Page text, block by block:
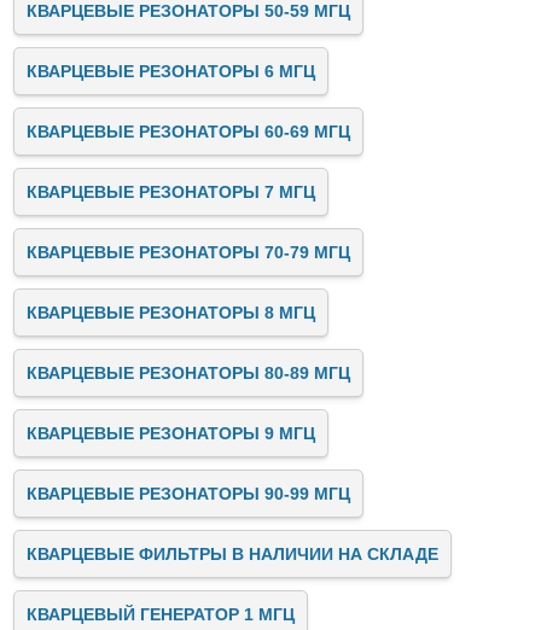
КВАРЦЕВЫЕ РЕЗОНАТОРЫ 50-59 МГЦ
КВАРЦЕВЫЕ РЕЗОНАТОРЫ 6 МГЦ
КВАРЦЕВЫЕ РЕЗОНАТОРЫ 60-69 МГЦ
КВАРЦЕВЫЕ РЕЗОНАТОРЫ 7 МГЦ
КВАРЦЕВЫЕ РЕЗОНАТОРЫ 70-79 МГЦ
КВАРЦЕВЫЕ РЕЗОНАТОРЫ 8 МГЦ
КВАРЦЕВЫЕ РЕЗОНАТОРЫ 80-89 МГЦ
КВАРЦЕВЫЕ РЕЗОНАТОРЫ 9 МГЦ
КВАРЦЕВЫЕ РЕЗОНАТОРЫ 90-99 МГЦ
КВАРЦЕВЫЕ ФИЛЬТРЫ В НАЛИЧИИ НА СКЛАДЕ
КВАРЦЕВЫЙ ГЕНЕРАТОР 1 МГЦ